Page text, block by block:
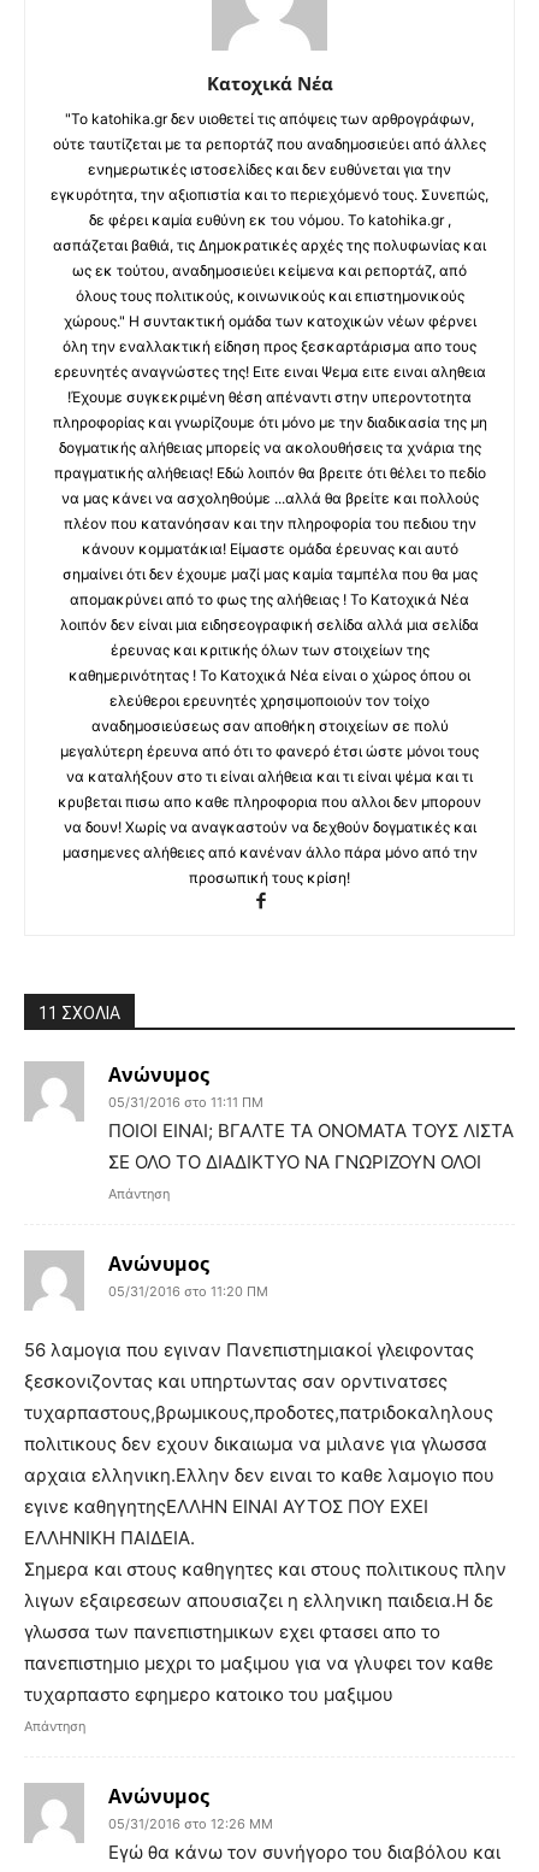
Κατοχικά Νέα
"Το katohika.gr δεν υιοθετεί τις απόψεις των αρθρογράφων,
ούτε ταυτίζεται με τα ρεπορτάζ που αναδημοσιεύει από άλλες
ενημερωτικές ιστοσελίδες και δεν ευθύνεται για την
εγκυρότητα, την αξιοπιστία και το περιεχόμενό τους. Συνεπώς,
δε φέρει καμία ευθύνη εκ του νόμου. Το katohika.gr ,
ασπάζεται βαθιά, τις Δημοκρατικές αρχές της πολυφωνίας και
ως εκ τούτου, αναδημοσιεύει κείμενα και ρεπορτάζ, από
όλους τους πολιτικούς, κοινωνικούς και επιστημονικούς
χώρους." Η συντακτική ομάδα των κατοχικών νέων φέρνει
όλη την εναλλακτική είδηση προς ξεσκαρτάρισμα απο τους
ερευνητές αναγνώστες της! Ειτε ειναι Ψεμα ειτε ειναι αληθεια
!Έχουμε συγκεκριμένη θέση απέναντι στην υπεροντοτητα
πληροφορίας και γνωρίζουμε ότι μόνο με την διαδικασία της μη
δογματικής αλήθειας μπορείς να ακολουθήσεις τα χνάρια της
πραγματικής αλήθειας! Εδώ λοιπόν θα βρειτε ότι θέλει το πεδίο
να μας κάνει να ασχοληθούμε ...αλλά θα βρείτε και πολλούς
πλέον που κατανόησαν και την πληροφορία του πεδιου την
κάνουν κομματάκια! Είμαστε ομάδα έρευνας και αυτό
σημαίνει ότι δεν έχουμε μαζί μας καμία ταμπέλα που θα μας
απομακρύνει από το φως της αλήθειας ! Το Κατοχικά Νέα
λοιπόν δεν είναι μια ειδησεογραφική σελίδα αλλά μια σελίδα
έρευνας και κριτικής όλων των στοιχείων της
καθημερινότητας ! Το Κατοχικά Νέα είναι ο χώρος όπου οι
ελεύθεροι ερευνητές χρησιμοποιούν τον τοίχο
αναδημοσιεύσεως σαν αποθήκη στοιχείων σε πολύ
μεγαλύτερη έρευνα από ότι το φανερό έτσι ώστε μόνοι τους
να καταλήξουν στο τι είναι αλήθεια και τι είναι ψέμα και τι
κρυβεται πισω απο καθε πληροφορια που αλλοι δεν μπορουν
να δουν! Χωρίς να αναγκαστούν να δεχθούν δογματικές και
μασημενες αλήθειες από κανέναν άλλο πάρα μόνο από την
προσωπική τους κρίση!
11 ΣΧΟΛΙΑ
Ανώνυμος
05/31/2016 στο 11:11 ΠΜ
ΠΟΙΟΙ ΕΙΝΑΙ; ΒΓΑΛΤΕ ΤΑ ΟΝΟΜΑΤΑ ΤΟΥΣ ΛΙΣΤΑ
ΣΕ ΟΛΟ ΤΟ ΔΙΑΔΙΚΤΥΟ ΝΑ ΓΝΩΡΙΖΟΥΝ ΟΛΟΙ
Απάντηση
Ανώνυμος
05/31/2016 στο 11:20 ΠΜ
56 λαμογια που εγιναν Πανεπιστημιακοί γλειφοντας
ξεσκονιζοντας και υπηρτωντας σαν ορντινατσες
τυχαρπαστους,βρωμικους,προδοτες,πατριδοκαληλους
πολιτικους δεν εχουν δικαιωμα να μιλανε για γλωσσα
αρχαια ελληνικη.Ελλην δεν ειναι το καθε λαμογιο που
εγινε καθηγητηςΕΛΛΗΝ ΕΙΝΑΙ ΑΥΤΟΣ ΠΟΥ ΕΧΕΙ
ΕΛΛΗΝΙΚΗ ΠΑΙΔΕΙΑ.
Σημερα και στους καθηγητες και στους πολιτικους πλην
λιγων εξαιρεσεων απουσιαζει η ελληνικη παιδεια.Η δε
γλωσσα των πανεπιστημικων εχει φτασει απο το
πανεπιστημιο μεχρι το μαξιμου για να γλυφει τον καθε
τυχαρπαστο εφημερο κατοικο του μαξιμου
Απάντηση
Ανώνυμος
05/31/2016 στο 12:26 ΜΜ
Εγώ θα κάνω τον συνήγορο του διαβόλου και